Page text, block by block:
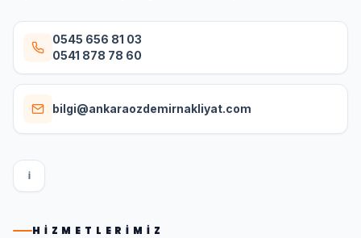
0545 656 81 03
0541 878 78 60
bilgi@ankaraozdemirnakliyat.com
I
HIZMETLERIMIZ